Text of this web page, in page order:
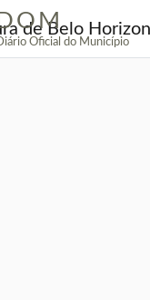
DOM
Oficial do Município